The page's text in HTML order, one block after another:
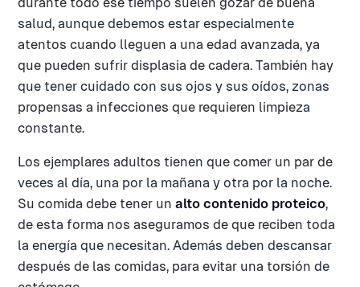
salud, aunque debemos estar especialmente
atentos cuando lleguen a una edad avanzada, ya
que pueden sufrir displasia de cadera. También hay
que tener cuidado con sus ojos y sus oídos, zonas
propensas a infecciones que requieren limpieza
constante.
Los ejemplares adultos tienen que comer un par de
veces al día, una por la mañana y otra por la noche.
Su comida debe tener un alto contenido proteico,
de esta forma nos aseguramos de que reciben toda
la energía que necesitan. Además deben descansar
después de las comidas, para evitar una torsión de